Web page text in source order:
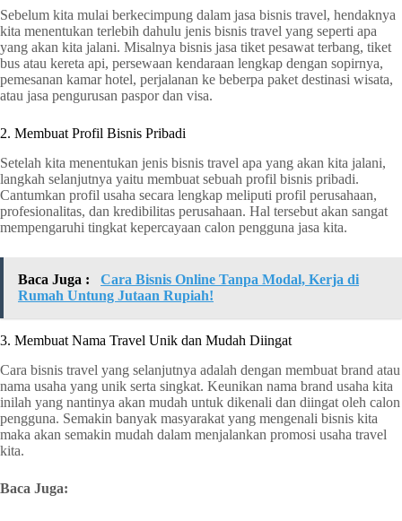
Sebelum kita mulai berkecimpung dalam jasa bisnis travel, hendaknya
kita menentukan terlebih dahulu jenis bisnis travel yang seperti apa
yang akan kita jalani. Misalnya bisnis jasa tiket pesawat terbang, tiket
bus atau kereta api, persewaan kendaraan lengkap dengan sopirnya,
pemesanan kamar hotel, perjalanan ke beberpa paket destinasi wisata,
atau jasa pengurusan paspor dan visa.
2. Membuat Profil Bisnis Pribadi
Setelah kita menentukan jenis bisnis travel apa yang akan kita jalani,
langkah selanjutnya yaitu membuat sebuah profil bisnis pribadi.
Cantumkan profil usaha secara lengkap meliputi profil perusahaan,
profesionalitas, dan kredibilitas perusahaan. Hal tersebut akan sangat
mempengaruhi tingkat kepercayaan calon pengguna jasa kita.
Baca Juga :
Cara Bisnis Online Tanpa Modal, Kerja di
Rumah Untung Jutaan Rupiah!
3. Membuat Nama Travel Unik dan Mudah Diingat
Cara bisnis travel yang selanjutnya adalah dengan membuat brand atau
nama usaha yang unik serta singkat. Keunikan nama brand usaha kita
inilah yang nantinya akan mudah untuk dikenali dan diingat oleh calon
pengguna. Semakin banyak masyarakat yang mengenali bisnis kita
maka akan semakin mudah dalam menjalankan promosi usaha travel
kita.
Baca Juga: